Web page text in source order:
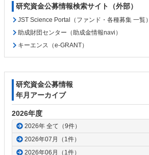
研究資金公募情報検索サイト（外部）
JST Science Portal（ファンド・各種募集 一覧）
助成財団センター（助成金情報navi）
キーエンス（e-GRANT）
研究資金公募情報
年月アーカイブ
2026年度
2026年 全て（9件）
2026年07月（1件）
2026年06月（1件）